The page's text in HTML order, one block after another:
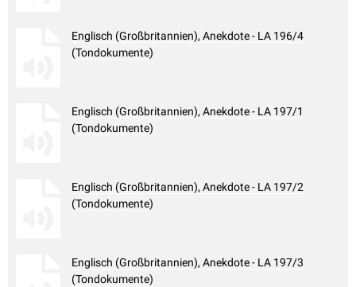
Englisch (Großbritannien), Anekdote - LA 196/4
(Tondokumente)
Englisch (Großbritannien), Anekdote - LA 197/1
(Tondokumente)
Englisch (Großbritannien), Anekdote - LA 197/2
(Tondokumente)
Englisch (Großbritannien), Anekdote - LA 197/3
(Tondokumente)